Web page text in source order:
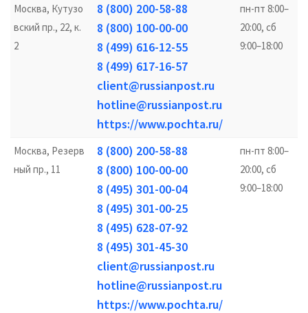
Москва, Кутузо
вский пр., 22, к.
2
8 (800) 200-58-88
8 (800) 100-00-00
8 (499) 616-12-55
8 (499) 617-16-57
client@russianpost.ru
hotline@russianpost.ru
https://www.pochta.ru/
пн-пт 8:00–
20:00, сб
9:00–18:00
Москва, Резерв
ный пр., 11
8 (800) 200-58-88
8 (800) 100-00-00
8 (495) 301-00-04
8 (495) 301-00-25
8 (495) 628-07-92
8 (495) 301-45-30
client@russianpost.ru
hotline@russianpost.ru
https://www.pochta.ru/
пн-пт 8:00–
20:00, сб
9:00–18:00